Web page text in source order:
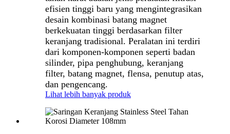
efisien tinggi baru yang mengintegrasikan
desain kombinasi batang magnet
berkekuatan tinggi berdasarkan filter
keranjang tradisional. Peralatan ini terdiri
dari komponen-komponen seperti badan
silinder, pipa penghubung, keranjang
filter, batang magnet, flensa, penutup atas,
dan pengencang.
Lihat lebih banyak produk